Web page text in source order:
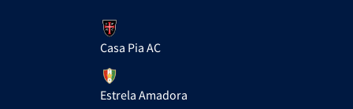
Casa Pia AC
Estrela Amadora